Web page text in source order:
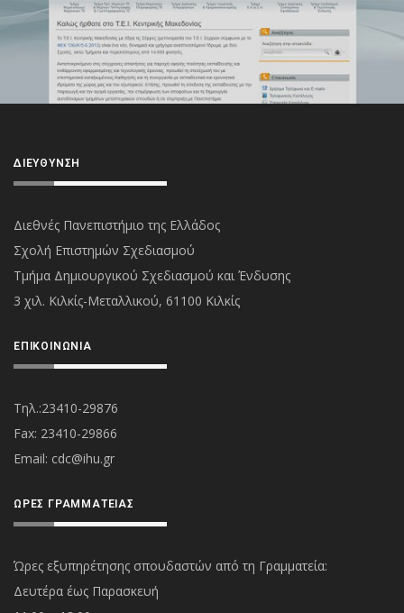
ΔΙΕΎΘΥΝΣΗ
Διεθνές Πανεπιστήμιο της Ελλάδος
Σχολή Επιστημών Σχεδιασμού
Τμήμα Δημιουργικού Σχεδιασμού και Ένδυσης
3 χιλ. Κιλκίς-Μεταλλικού, 61100 Κιλκίς
ΕΠΙΚΟΙΝΩΝΊΑ
Τηλ.:23410-29876
Fax: 23410-29866
Εmail: cdc@ihu.gr
ΏΡΕΣ ΓΡΑΜΜΑΤΕΊΑΣ
Ώρες εξυπηρέτησης σπουδαστών από τη Γραμματεία:
Δευτέρα έως Παρασκευή